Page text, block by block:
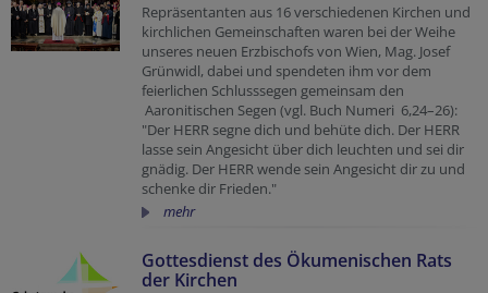
Repräsentanten aus 16 verschiedenen Kirchen und
kirchlichen Gemeinschaften waren bei der Weihe
unseres neuen Erzbischofs von Wien, Mag. Josef
Grünwidl, dabei und spendeten ihm vor dem
feierlichen Schlusssegen gemeinsam den
Aaronitischen Segen (vgl. Buch Numeri 6,24–26):
"Der HERR segne dich und behüte dich. Der HERR
lasse sein Angesicht über dich leuchten und sei dir
gnädig. Der HERRwende sein Angesicht dir zu und
schenke dir Frieden."
mehr
Gottesdienst des Ökumenischen Rats
der Kirchen